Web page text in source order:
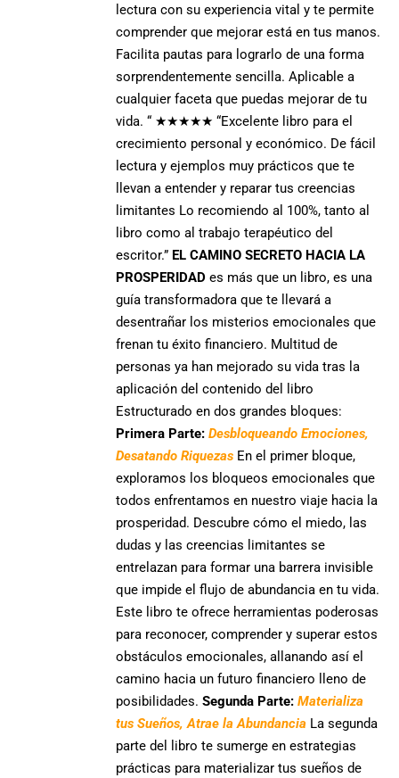
lectura con su experiencia vital y te permite
comprender que mejorar está en tus manos.
Facilita pautas para lograrlo de una forma
sorprendentemente sencilla. Aplicable a
cualquier faceta que puedas mejorar de tu
vida. “ ★★★★★ “Excelente libro para el
crecimiento personal y económico. De fácil
lectura y ejemplos muy prácticos que te
llevan a entender y reparar tus creencias
limitantes Lo recomiendo al 100%, tanto al
libro como al trabajo terapéutico del
escritor.” EL CAMINO SECRETO HACIA LA
PROSPERIDAD es más que un libro,es una
guía transformadoraque te llevará a
desentrañar los misterios emocionales que
frenantu éxito financiero. Multitud de
personas ya han mejorado su vida tras la
aplicación del contenido del libro
Estructurado en dos grandes bloques:
Primera Parte: Desbloqueando Emociones,
Desatando Riquezas En el primer bloque,
exploramos los bloqueos emocionales que
todos enfrentamos en nuestro viaje hacia la
prosperidad. Descubre cómo el miedo, las
dudas y las creencias limitantes se
entrelazan para formar una barrera invisible
que impide el flujo de abundancia en tu vida.
Este libro te ofrece herramientas poderosas
para reconocer, comprender y superar estos
obstáculos emocionales, allanando así el
camino hacia un futuro financiero lleno de
posibilidades.Segunda Parte: Materializa
tus Sueños, Atrae la Abundancia La segunda
parte del libro te sumerge enestrategias
prácticas para materializar tus sueños de